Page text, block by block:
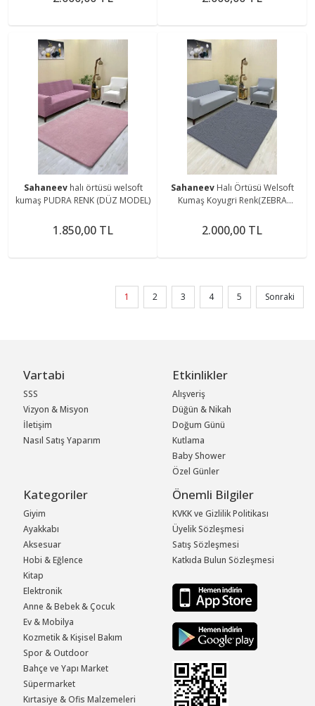
Sahaneev halı örtüsü welsoft
kumaş PUDRA RENK (DÜZ MODEL)
1.850,00 TL
Sahaneev Halı Örtüsü Welsoft
Kumaş Koyugri Renk(ZEBRA
2.000,00 TL
1 2 3 4 5 Sonraki
Vartabi
SSS
Vizyon & Misyon
İletişim
Nasıl Satış Yaparım
Etkinlikler
Alışveriş
Düğün & Nikah
Doğum Günü
Kutlama
Baby Shower
Özel Günler
Kategoriler
Giyim
Ayakkabı
Aksesuar
Hobi & Eğlence
Kitap
Elektronik
Anne & Bebek & Çocuk
Ev & Mobilya
Kozmetik & Kişisel Bakım
Spor & Outdoor
Bahçe ve Yapı Market
Süpermarket
Kırtasiye & Ofis Malzemeleri
Önemli Bilgiler
KVKK ve Gizlilik Politikası
Üyelik Sözleşmesi
Satış Sözleşmesi
Katkıda Bulun Sözleşmesi